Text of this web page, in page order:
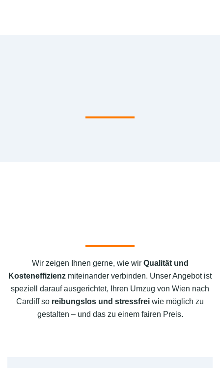
Wir zeigen Ihnen gerne, wie wir Qualität und
Kosteneffizienz miteinander verbinden. Unser Angebot ist
speziell darauf ausgerichtet, Ihren Umzug von Wien nach
Cardiff so reibungslos und stressfrei wie möglich zu
gestalten – und das zu einem fairen Preis.